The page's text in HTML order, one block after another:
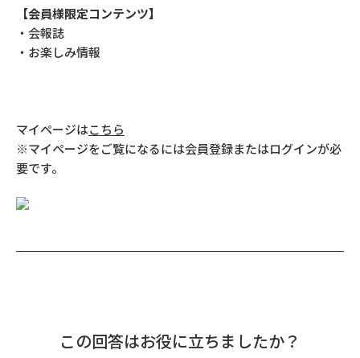
【会員様限定コンテンツ】
・会報誌
・お楽しみ情報
マイページはこちら
※マイページをご覧になるには会員登録またはログインが必
要です。
この回答はお役に立ちましたか？